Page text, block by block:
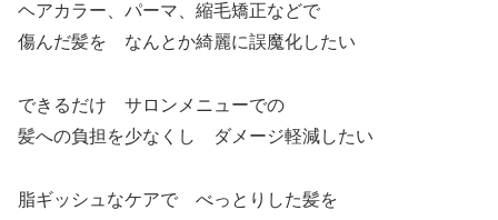
ヘアカラー、パーマ、縮毛矯正などで
傷んだ髪を なんとか綺麗に誤魔化したい
できるだけ サロンメニューでの
髪への負担を少なくし ダメージ軽減したい
脂ギッシュなケアで べっとりした髪を